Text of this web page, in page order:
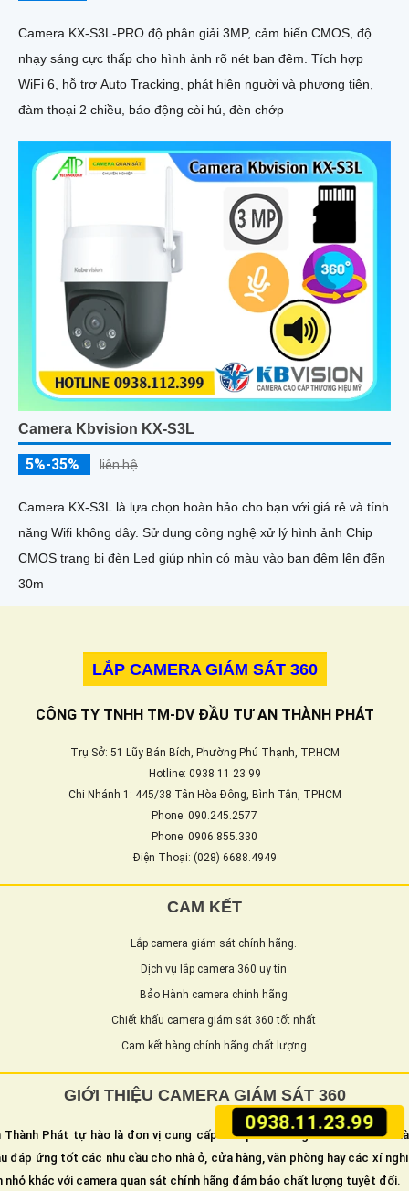
0938.11.23.99
Camera KX-S3L-PRO độ phân giải 3MP, cảm biến CMOS, độ
nhạy sáng cực thấp cho hình ảnh rõ nét ban đêm. Tích hợp
WiFi 6, hỗ trợ Auto Tracking, phát hiện người và phương tiện,
đàm thoại 2 chiều, báo động còi hú, đèn chớp
Camera Kbvision KX-S3L
5%-35% liên hệ
Camera KX-S3L là lựa chọn hoàn hảo cho bạn với giá rẻ và tính
năng Wifi không dây. Sử dụng công nghệ xử lý hình ảnh Chip
CMOS trang bị đèn Led giúp nhìn có màu vào ban đêm lên đến
30m
LẮP CAMERA GIÁM SÁT 360
CÔNG TY TNHH TM-DV ĐẦU TƯ AN THÀNH PHÁT
Trụ Sở: 51 Lũy Bán Bích, Phường Phú Thạnh, TP.HCM
Hotline: 0938 11 23 99
Chi Nhánh 1: 445/38 Tân Hòa Đông, Bình Tân, TPHCM
Phone: 090.245.2577
Phone: 0906.855.330
Điện Thoại: (028) 6688.4949
CAM KẾT
Lắp camera giám sát chính hãng.
Dịch vụ lắp camera 360 uy tín
Bảo Hành camera chính hãng
Chiết khấu camera giám sát 360 tốt nhất
Cam kết hàng chính hãng chất lượng
GIỚI THIỆU CAMERA GIÁM SÁT 360
Thành Phát tự hào là đơn vị cung cấp và lắp camera giám sát an ninh
đáp ứng tốt các nhu cầu cho nhà ở, cửa hàng, văn phòng hay các xí
nhỏ khác với camera quan sát chính hãng đảm bảo chất lượng tuyệt đối.